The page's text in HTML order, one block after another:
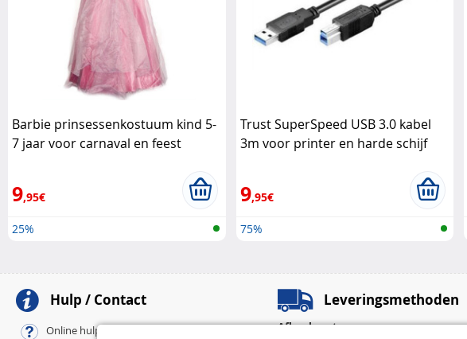
Barbie prinsessenkostuum kind 5-
7 jaar voor carnaval en feest
9,95€
25%
Trust SuperSpeed USB 3.0 kabel
3m voor printer en harde schijf
9,95€
75%
Hulp / Contact
Online hulp / FAQ
Leveringsmethoden
Afhaalpunten